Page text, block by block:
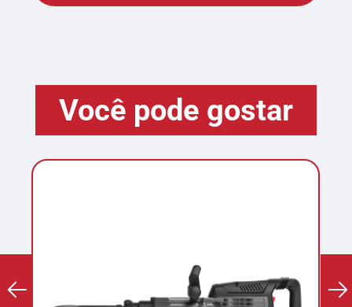
Você pode gostar